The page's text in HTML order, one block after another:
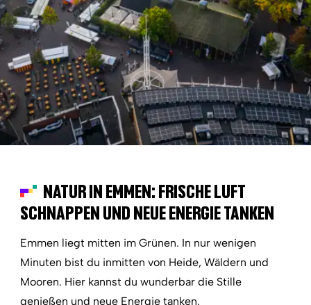
NATUR IN EMMEN: FRISCHE LUFT
SCHNAPPEN UND NEUE ENERGIE TANKEN
Emmen liegt mitten im Grünen. In nur wenigen
Minuten bist du inmitten von Heide, Wäldern und
Mooren. Hier kannst du wunderbar die Stille
genießen und neue Energie tanken.